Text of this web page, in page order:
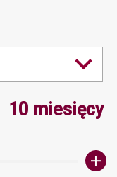
10,
10 miesięcy